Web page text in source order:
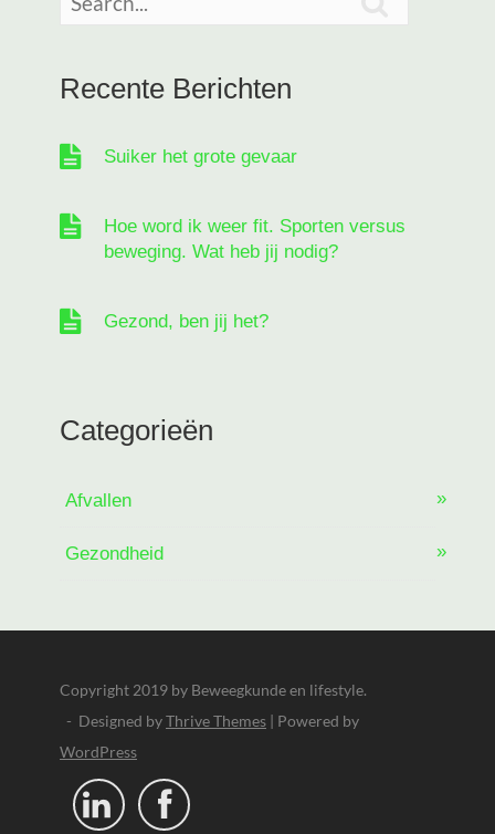
Recente Berichten
Suiker het grote gevaar
Hoe word ik weer fit. Sporten versus
beweging. Wat heb jij nodig?
Gezond, ben jij het?
Categorieën
Afvallen
Gezondheid
Copyright 2019 by Beweegkunde en lifestyle.
- Designed byThrive Themes | Powered by
WordPress
 